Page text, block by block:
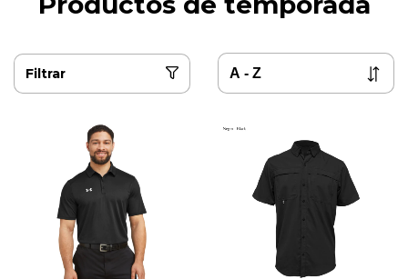
Filtrar